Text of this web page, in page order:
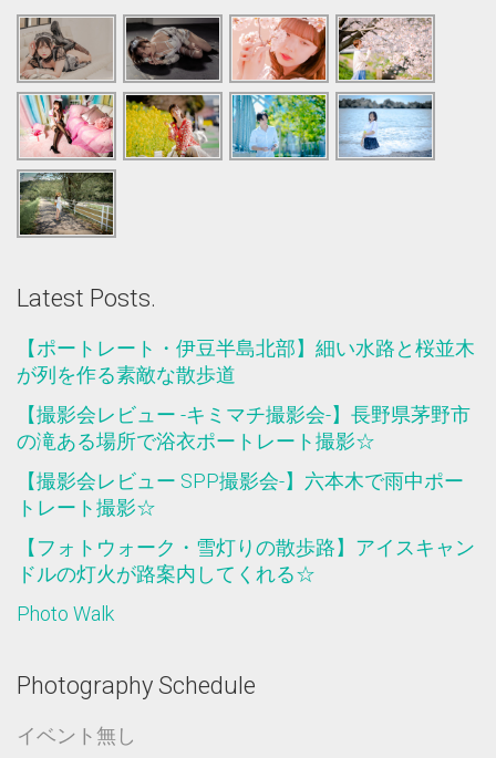
Latest Posts.
【ポートレート・伊豆半島北部】細い水路と桜並木
が列を作る素敵な散歩道
【撮影会レビュー -キミマチ撮影会-】長野県茅野市
の滝ある場所で浴衣ポートレート撮影☆
【撮影会レビュー SPP撮影会-】六本木で雨中ポー
トレート撮影☆
【フォトウォーク・雪灯りの散歩路】アイスキャン
ドルの灯火が路案内してくれる☆
Photo Walk
Photography Schedule
イベント無し